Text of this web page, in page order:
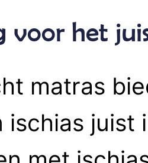
voor het
matras
ischias juist